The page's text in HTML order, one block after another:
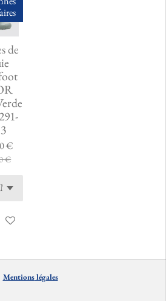
de
€
€
au panier
Mentionslégales